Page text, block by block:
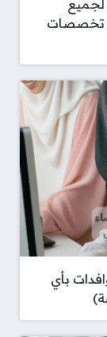
تخصصات
بأي